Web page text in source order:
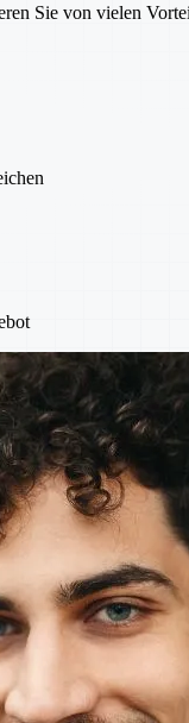
Sie von vielen